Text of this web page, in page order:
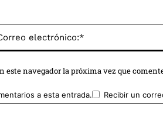
este navegador la próxima vez que
a esta entrada. Recibir un